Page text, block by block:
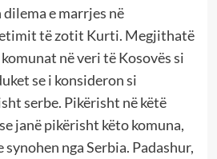
e marrjes në
të zotit Kurti. Megjithatë
në veri të Kosovës si
se i konsideron si
serbe. Pikërisht në këtë
janë pikërisht këto komuna,
nga Serbia. Padashur,